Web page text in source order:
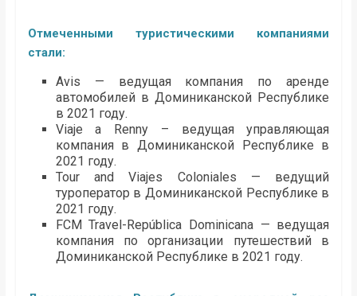
Отмеченными туристическими компаниями
стали:
Avis — ведущая компания по аренде
автомобилей в Доминиканской Республике
в 2021 году.
Viaje a Renny – ведущая управляющая
компания в Доминиканской Республике в
2021 году.
Tour and Viajes Coloniales — ведущий
туроператор в Доминиканской Республике в
2021 году.
FCM Travel-República Dominicana — ведущая
компания по организации путешествий в
Доминиканской Республике в 2021 году.